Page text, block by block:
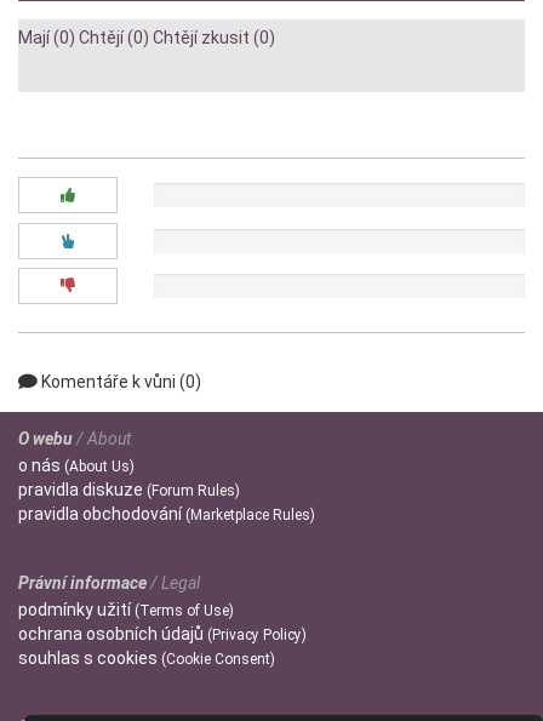
Mají (0) Chtějí (0) Chtějí zkusit (0)
Komentáře k vůni (0)
O webu/ About
o nás (About Us)
pravidla diskuze (Forum Rules)
pravidla obchodování (Marketplace Rules)
Právní informace/ Legal
podmínkyužití (Terms of Use)
ochrana osobních údajů (Privacy Policy)
souhlas s cookies (Cookie Consent)